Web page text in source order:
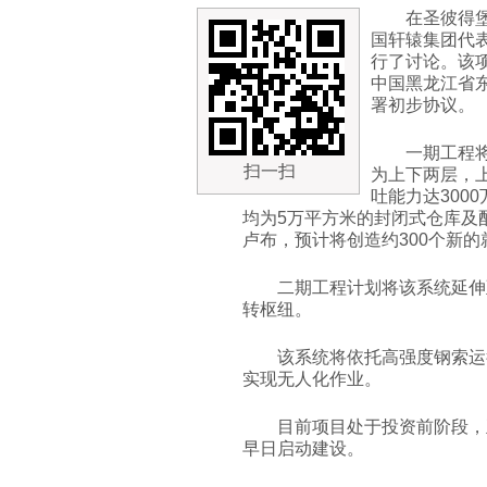
扫一扫
在圣彼得
国轩辕集团代
行了讨论。该
中国黑龙江省
署初步协议。
一期工程
为上下两层，
吐能力达3000
均为5万平方米的封闭式仓库及
卢布，预计将创造约300个新的
二期工程计划将该系统延
转枢纽。
该系统将依托高强度钢索
实现无人化作业。
目前项目处于投资前阶段
早日启动建设。